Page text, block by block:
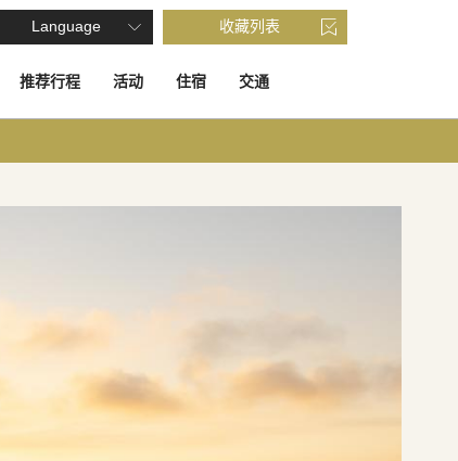
Language 收藏列表
推荐行程 活动 住宿 交通